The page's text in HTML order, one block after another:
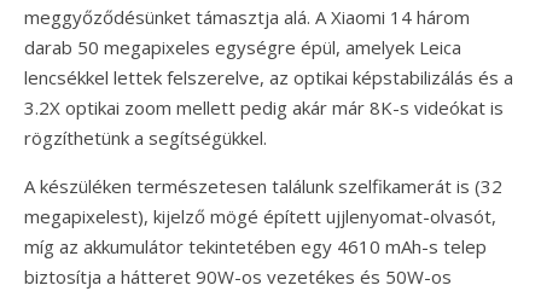
meggyőződésünket támasztja alá. A Xiaomi 14 három
darab 50 megapixeles egységre épül, amelyek Leica
lencsékkel lettek felszerelve, az optikai képstabilizálás és a
3.2X optikai zoom mellett pedig akár már 8K-s videókat is
rögzíthetünk a segítségükkel.
A készüléken természetesen találunk szelfikamerát is (32
megapixelest), kijelző mögé épített ujjlenyomat-olvasót,
míg az akkumulátor tekintetében egy 4610 mAh-s telep
biztosítja a hátteret 90W-os vezetékes és 50W-os